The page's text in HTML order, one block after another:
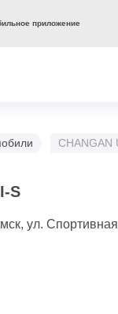
CHANGAN
S
ул.
приложение